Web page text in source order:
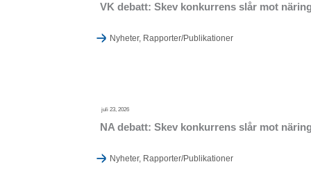
VK debatt: Skev konkurrens slår mot
Nyheter, Rapporter/Publikationer
juli 23, 2026
NA debatt: Skev konkurrens slår mot
Nyheter, Rapporter/Publikationer